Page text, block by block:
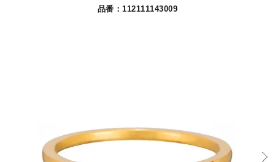
ブランド
品番：112111143009